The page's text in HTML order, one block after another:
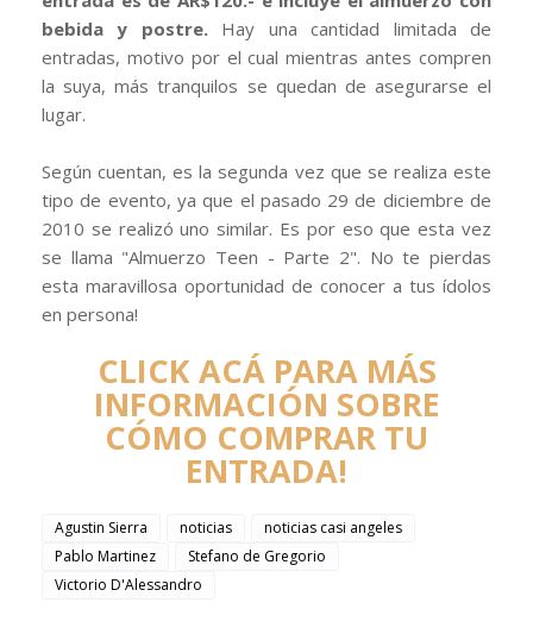
bebida y postre.Hay una cantidad limitada de
entradas, motivo por el cual mientras antes compren
la suya, más tranquilos se quedan de asegurarse el
lugar.
Según cuentan, es la segunda vez que se realiza este
tipo de evento, ya que el pasado 29 de diciembre de
2010 se realizó uno similar. Es por eso que esta vez
se llama "Almuerzo Teen - Parte 2". No te pierdas
esta maravillosa oportunidad de conocer a tus ídolos
en persona!
CLICK ACÁ PARA MÁS
INFORMACIÓN SOBRE
CÓMO COMPRAR TU
ENTRADA!
Agustin Sierra noticias
noticias casi angeles
Pablo Martinez
Stefano de Gregorio
Victorio D'Alessandro